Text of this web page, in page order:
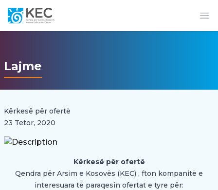
Lajme
Kërkesë për ofertë
23 Tetor, 2020
Kërkesë për ofertë
Qendra për Arsim e Kosovës (KEC) , fton kompanitë e
interesuara të paraqesin ofertat e tyre për: